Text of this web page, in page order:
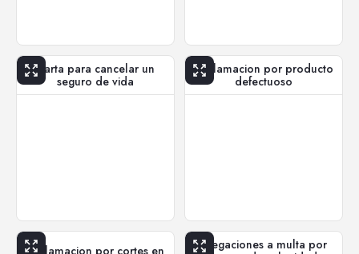
Carta para cancelar un
seguro de vida
Reclamacion por producto
defectuoso
Alegaciones a multa por